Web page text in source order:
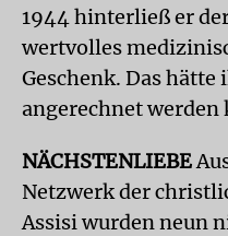
1944 hinterließ er
wertvolles
Geschenk. Das hätte
angerechnet werden
NÄCHSTENLIEBE
Netzwerk der
Assisi wurden neun